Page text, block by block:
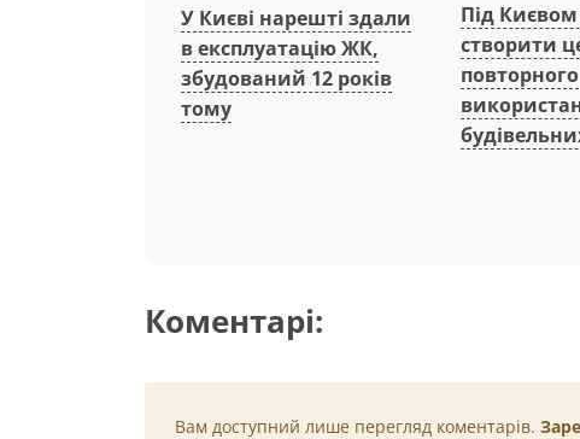
У Києві нарешті здали
в експлуатацію ЖК,
збудований 12 років
тому
Під
створити
повторного
Коментарі:
Вам доступний лише перегляд коментарів.